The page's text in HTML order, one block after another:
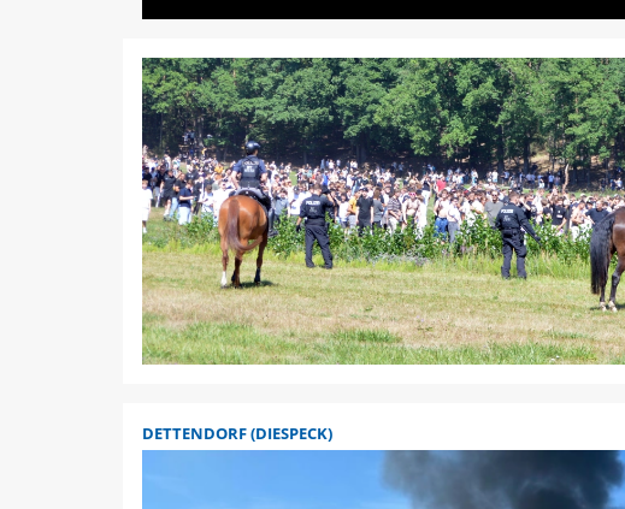
DETTENDORF (DIESPECK)